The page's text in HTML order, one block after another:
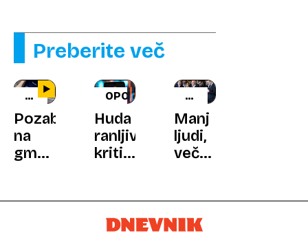
Preberite več
PROTON
MAIL
Pozabite
na
gmail,
rešitev
OPOZORILO
Huda
ranljivost:
kritična
milijarde
uporabnikov
POSLOVNI
TRIKI
Manj
ljudi,
več
podjetja
za